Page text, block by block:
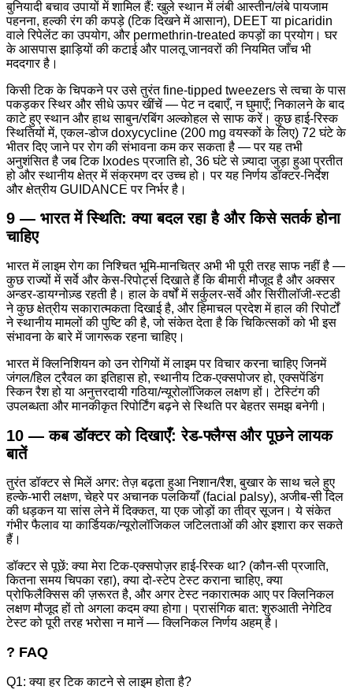
बुनियादी बचाव उपायों में शामिल हैं: खुले स्थान में लंबी आस्तीन/लंबे पायजाम
पहनना, हल्की रंग की कपड़े (टिक दिखने में आसान), DEET या picaridin
वाले रिपेलेंट का उपयोग, और permethrin-treated कपड़ों का प्रयोग। घर
के आसपास झाड़ियों की कटाई और पालतू जानवरों की नियमित जाँच भी
मददगार है।
किसी टिक के चिपकने पर उसे तुरंत fine-tipped tweezers से त्वचा के पास
पकड़कर स्थिर और सीधे ऊपर खींचें — पेट न दबाएँ, न घुमाएँ; निकालने के बाद
काटे हुए स्थान और हाथ साबुन/रबिंग अल्कोहल से साफ करें। कुछ हाई-रिस्क
स्थितियों में, एकल-डोज doxycycline (200 mg वयस्कों के लिए) 72 घंटे के
भीतर दिए जाने पर रोग की संभावना कम कर सकता है — पर यह तभी
अनुशंसित है जब टिक Ixodes प्रजाति हो, 36 घंटे से ज़्यादा जुड़ा हुआ प्रतीत
हो और स्थानीय क्षेत्र में संक्रमण दर उच्च हो। पर यह निर्णय डॉक्टर-निर्देश
और क्षेत्रीय GUIDANCE पर निर्भर है।
9 — भारत में स्थिति: क्या बदल रहा है और किसे सतर्क होना
चाहिए
भारत में लाइम रोग का निश्चित भूमि-मानचित्र अभी भी पूरी तरह साफ नहीं है —
कुछ राज्यों में सर्वे और केस-रिपोर्ट्स दिखाते हैं कि बीमारी मौजूद है और अक्सर
अन्डर-डायग्नोज़्ड रहती है। हाल के वर्षों में सर्कुलर-सर्वे और सिरीोलॉजी-स्टडी
ने कुछ क्षेत्रीय सकारात्मकता दिखाई है, और हिमाचल प्रदेश में हाल की रिपोर्टों
ने स्थानीय मामलों की पुष्टि की है, जो संकेत देता है कि चिकित्सकों को भी इस
संभावना के बारे में जागरूक रहना चाहिए।
भारत में क्लिनिशियन को उन रोगियों में लाइम पर विचार करना चाहिए जिनमें
जंगल/हिल ट्रैवल का इतिहास हो, स्थानीय टिक-एक्सपोजर हो, एक्सपेंडिंग
स्किन रैश हो या अनुत्तरदायी गठिया/न्यूरोलॉजिकल लक्षण हों। टेस्टिंग की
उपलब्धता और मानकीकृत रिपोर्टिंग बढ़ने से स्थिति पर बेहतर समझ बनेगी।
10 — कब डॉक्टर को दिखाएँ: रेड-फ्लैग्स और पूछने लायक
बातें
तुरंत डॉक्टर से मिलें अगर: तेज़ बढ़ता हुआ निशान/रैश, बुखार के साथ चले हुए
हल्के-भारी लक्षण, चेहरे पर अचानक पलकियाँ (facial palsy), अजीब-सी दिल
की धड़कन या सांस लेने में दिक्कत, या एक जोड़ों का तीव्र सूजन। ये संकेत
गंभीर फैलाव या कार्डियक/न्यूरोलॉजिकल जटिलताओं की ओर इशारा कर सकते
हैं।
डॉक्टर से पूछें: क्या मेरा टिक-एक्सपोज़र हाई-रिस्क था? (कौन-सी प्रजाति,
कितना समय चिपका रहा), क्या दो-स्टेप टेस्ट कराना चाहिए, क्या
प्रोफिलैक्सिस की ज़रूरत है, और अगर टेस्ट नकारात्मक आए पर क्लिनिकल
लक्षण मौजूद हों तो अगला कदम क्या होगा। प्रासंगिक बात: शुरुआती नेगेटिव
टेस्ट को पूरी तरह भरोसा न मानें — क्लिनिकल निर्णय अहम् है।
? FAQ
Q1: क्या हर टिक काटने से लाइम होता है?